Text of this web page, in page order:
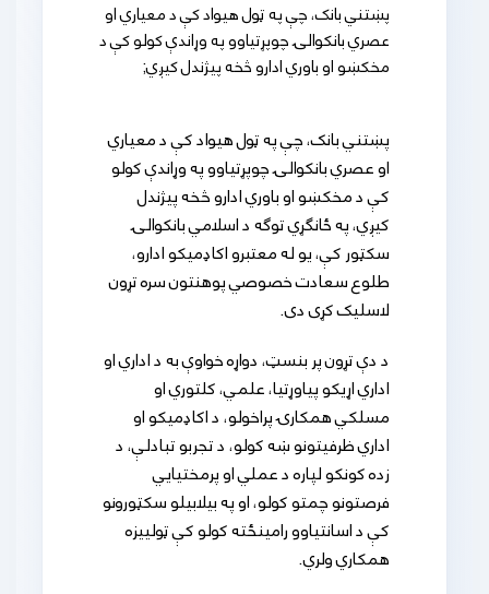
پښتني بانک، چې په ټول هیواد کې د معیاري او
عصري بانکوالۍ چوپړتیاوو په وړاندې کولو کې د
مخکښو او باوري ادارو څخه پیژندل کیږي;
پښتني بانک، چې په ټول هیواد کې د معیاري
او عصري بانکوالۍ چوپړتیاوو په وړاندې کولو
کې د مخکښو او باوري ادارو څخه پیژندل
کیږي، په ځانګړي توګه د اسلامي بانکوالۍ
سکټور کې، یو له معتبرو اکاډمیکو ادارو،
طلوع سعادت خصوصي پوهنتون سره تړون
لاسلیک کړی دی.
د دې تړون پر بنسټ، دواړه خواوې به د اداري او
اداري اړیکو پیاوړتیا، علمي، کلتوري او
مسلکي همکارۍ پراخولو، د اکاډمیکو او
اداري ظرفیتونو ښه کولو، د تجربو تبادلې، د
زده کونکو لپاره د عملي او پرمختیایي
فرصتونو چمتو کولو، او په بیلابیلو سکټورونو
کې د اسانتیاوو رامینځته کولو کې ټولییزه
همکاري ولري.